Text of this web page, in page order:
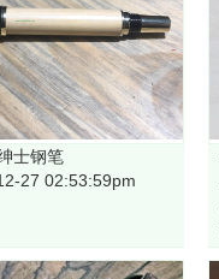
士钢笔
27 02:53:59pm